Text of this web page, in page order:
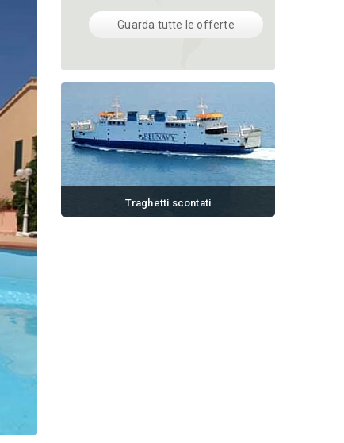
Guarda tutte le offerte
Traghetti scontati